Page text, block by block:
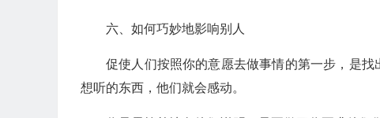
六、如何巧妙地影响别人
促使人们按照你的意愿去做事情的第一步，是
想听的东西，他们就会感动。